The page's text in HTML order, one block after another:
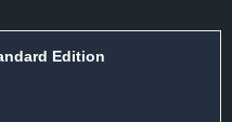
Edition